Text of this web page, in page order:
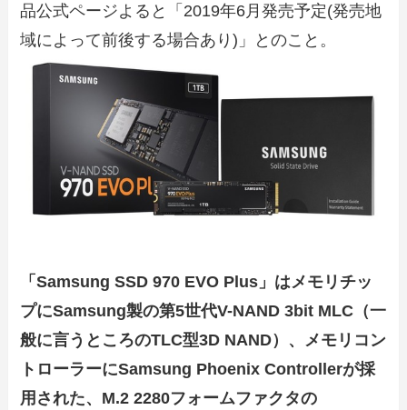
品公式ページよると「2019年6月発売予定(発売地
域によって前後する場合あり)」とのこと。
「Samsung SSD 970 EVO Plus」はメモリチッ
プにSamsung製の第5世代V-NAND 3bit MLC（一
般に言うところのTLC型3D NAND）、メモリコン
トローラーにSamsung Phoenix Controllerが採
用された、M.2 2280フォームファクタの